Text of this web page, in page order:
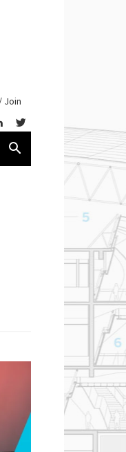
Join